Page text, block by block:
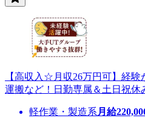
【高収入☆月収26万円可】経
運搬など！日勤専属＆土日祝休
軽作業・製造系 月給